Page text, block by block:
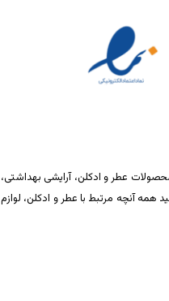
عطر و ادکلن، آرایشی بهداشتی،
آنچه مرتبط با عطر و ادکلن، لوازم